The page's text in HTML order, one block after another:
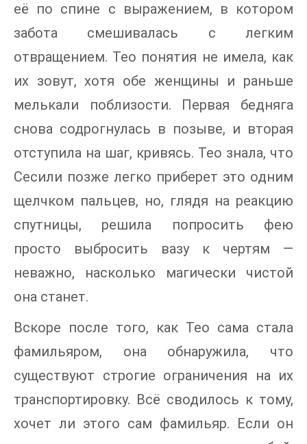
её по спине с выражением, в котором
забота смешивалась с легким
отвращением. Тео понятия не имела, как
их зовут, хотя обе женщины и раньше
мелькали поблизости. Первая бедняга
снова содрогнулась в позыве, и вторая
отступила на шаг, кривясь. Тео знала, что
Сесили позже легко приберет это одним
щелчком пальцев, но, глядя на реакцию
спутницы, решила попросить фею
просто выбросить вазу к чертям —
неважно, насколько магически чистой
она станет.
Вскоре после того, как Тео сама стала
фамильяром, она обнаружила, что
существуют строгие ограничения на их
транспортировку. Всё сводилось к тому,
хочет ли этого сам фамильяр. Если он